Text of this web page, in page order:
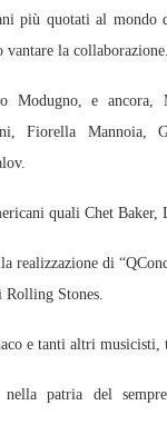
più quotati al mondo
vantare la collaborazione.
Modugno, e ancora,
Fiorella Mannoia,
quali Chet
realizzazione di
Rolling Stones.
e tanti altri
patria del